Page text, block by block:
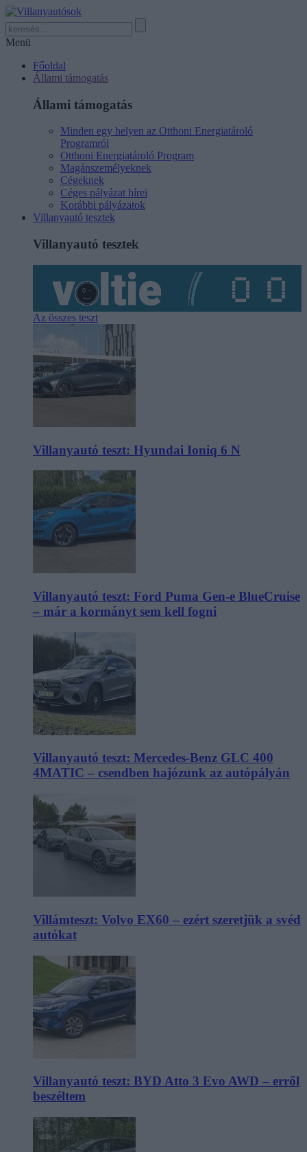
Menü
Főoldal
Állami támogatás
Állami támogatás
Minden egy helyen az Otthoni Energiatároló
Programról
Otthoni Energiatároló Program
Magánszemélyeknek
Cégeknek
Céges pályázat hírei
Korábbi pályázatok
Villanyautó tesztek
Villanyautó tesztek
Az összes teszt
Villanyautó teszt: Hyundai Ioniq 6 N
Villanyautó teszt: Ford Puma Gen-e BlueCruise
– már a kormányt sem kell fogni
Villanyautó teszt: Mercedes-Benz GLC 400
4MATIC – csendben hajózunk az autópályán
Villámteszt: Volvo EX60 – ezért szeretjük a svéd
autókat
Villanyautó teszt: BYD Atto 3 Evo AWD – erről
beszéltem